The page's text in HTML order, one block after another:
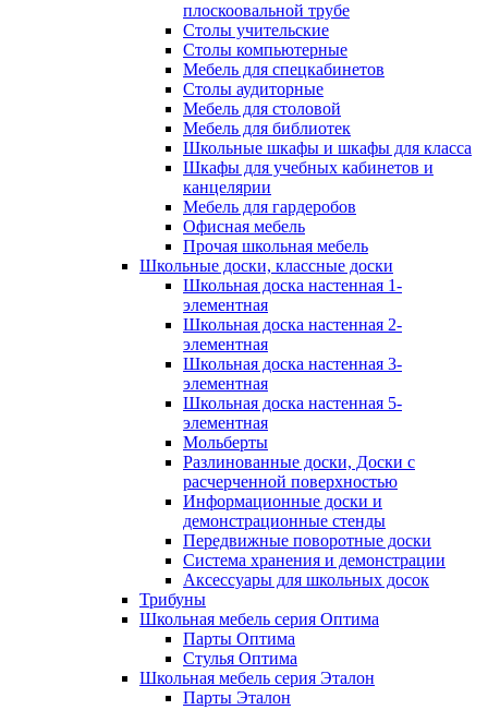
плоскоовальной трубе
Столы учительские
Столы компьютерные
Мебель для спецкабинетов
Столы аудиторные
Мебель для столовой
Мебель для библиотек
Школьные шкафы и шкафы для класса
Шкафы для учебных кабинетов и
канцелярии
Мебель для гардеробов
Офисная мебель
Прочая школьная мебель
Школьные доски, классные доски
Школьная доска настенная 1-
элементная
Школьная доска настенная 2-
элементная
Школьная доска настенная 3-
элементная
Школьная доска настенная 5-
элементная
Мольберты
Разлинованные доски, Доски с
расчерченной поверхностью
Информационные доски и
демонстрационные стенды
Передвижные поворотные доски
Система хранения и демонстрации
Аксессуары для школьных досок
Трибуны
Школьная мебель серия Оптима
Парты Оптима
Стулья Оптима
Школьная мебель серия Эталон
Парты Эталон